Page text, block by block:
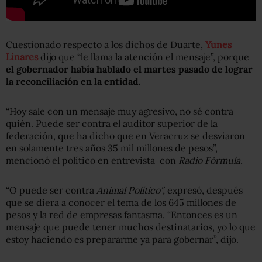
Cuestionado respecto a los dichos de Duarte, Yunes
Linares dijo que “le llama la atención el mensaje”, porque
el gobernador había hablado el martes pasado de lograr
la reconciliación en la entidad.
“Hoy sale con un mensaje muy agresivo, no sé contra
quién. Puede ser contra el auditor superior de la
federación, que ha dicho que en Veracruz se desviaron
en solamente tres años 35 mil millones de pesos”,
mencionó el político en entrevista con Radio Fórmula.
“O puede ser contra Animal Político”, expresó, después
que se diera a conocer el tema de los 645 millones de
pesos y la red de empresas fantasma. “Entonces es un
mensaje que puede tener muchos destinatarios, yo lo que
estoy haciendo es prepararme ya para gobernar”, dijo.